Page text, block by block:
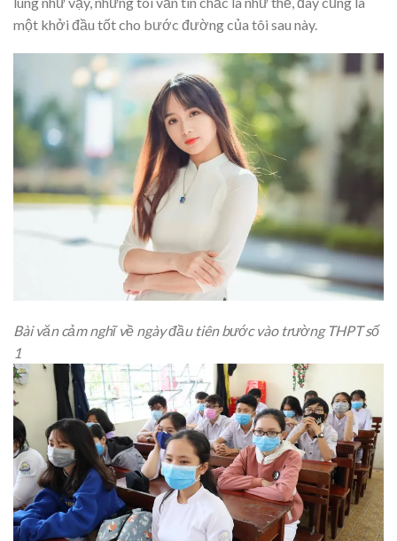
một khởi đầu tốt cho bước đường của tôi sau này.
Bài văn cảm nghĩ về ngày đầu tiên bước vào trường THPT số
1